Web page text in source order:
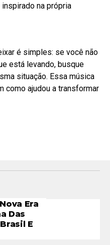
na própria
é simples: se você não
está levando, busque
situação. Essa música
como ajudou a transformar
Era
Das
E